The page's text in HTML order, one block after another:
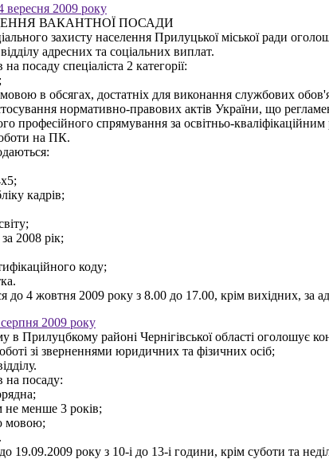
2009 року
ВАКАНТНОЇ ПОСАДИ
захисту населення Прилуцької міської ради
відділу адресних та соціальних виплат.
посаду спеціаліста 2 категорії:
в обсягах, достатніх для виконання службових
нормативно-правових актів України, що
професійного спрямування за освітньо-кваліфікаційним
на ПК.
кадрів;
2008 рік;
коду;
4 жовтня 2009 року з 8.00 до 17.00, крім вихідних, за
2009 року
в Прилуцбкому районі Чернігівської області оголошує
зі зверненнями юридичних та фізичних осіб;
на посаду:
не менше 3 років;
мовою;
19.09.2009 року з 10-і до 13-і години, крім суботи та